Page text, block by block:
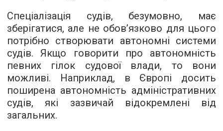
Спеціалізація судів, безумовно, має
зберігатися, але не обов’язково для цього
потрібно створювати автономні системи
судів. Якщо говорити про автономність
певних гілок судової влади, то вони
можливі. Наприклад, в Європі досить
поширена автономність адміністративних
судів, які зазвичай відокремлені від
загальних.